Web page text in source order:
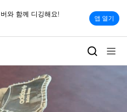
와 함께 디깅해요!
앱 열기